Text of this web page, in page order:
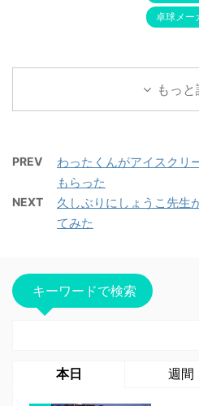
卓球メー
もっ
PREV
わったくんがアイスクリ
もらった
NEXT
久しぶりにしょうこ先生
てみた
キーワードで検索
本日 週間